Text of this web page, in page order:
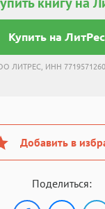
Купить на
ЛИТРЕС, ИНН
Добавить в
Поделиться: